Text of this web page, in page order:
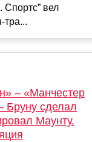
Спортс” вел
тра...
– «Манчестер
Бруну сделал
Маунту.